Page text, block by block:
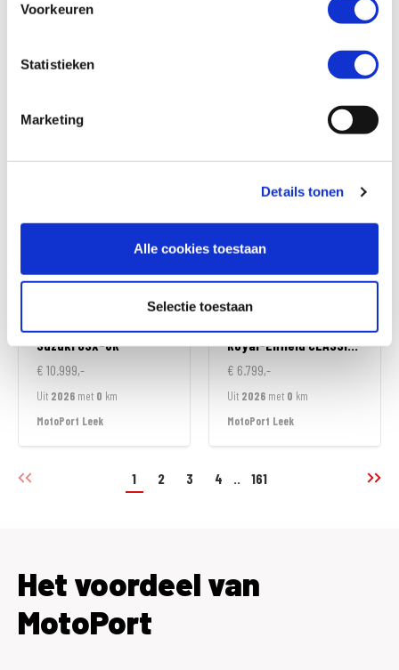
Voorkeuren
Statistieken
Marketing
Details tonen
Alle cookies toestaan
Selectie toestaan
MotoPort Goes
MotoPort Goes
SuzukiGSX-8R
€ 10.999,-
Uit 2026 met 0 km
MotoPort Leek
Royal-EnfieldCLASSIC 350
€ 6.799,-
Uit 2026 met 0 km
MotoPort Leek
1 2 3 4 .. 161
Het voordeel van
MotoPort